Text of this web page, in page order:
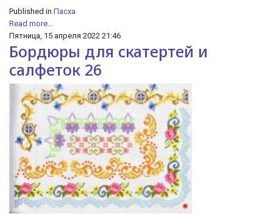
Published in Пасха
Read more...
Пятница, 15 апреля 2022 21:46
Бордюры для скатертей и
салфеток 26